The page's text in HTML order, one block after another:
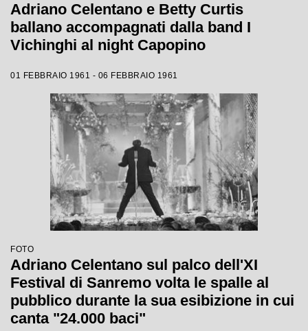
Adriano Celentano e Betty Curtis
ballano accompagnati dalla band I
Vichinghi al night Capopino
01 FEBBRAIO 1961 - 06 FEBBRAIO 1961
FOTO
Adriano Celentano sul palco dell'XI
Festival di Sanremo volta le spalle al
pubblico durante la sua esibizione in cui
canta "24.000 baci"